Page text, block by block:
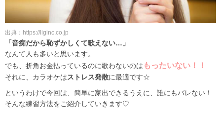
出典：https://liginc.co.jp
「音痴だから恥ずかしくて歌えない…」
なんて人も多いと思います。
でも、折角お金払っているのに歌わないのは もったいない！！
それに、カラオケはストレス発散に最適です☆
というわけで今回は、簡単に家出できるうえに、誰にもバレない！
そんな練習方法をご紹介していきます♡